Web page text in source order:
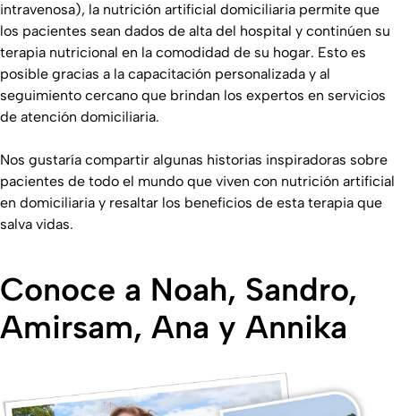
intravenosa), la nutrición artificial domiciliaria permite que
los pacientes sean dados de alta del hospital y continúen su
terapia nutricional en la comodidad de su hogar. Esto es
posible gracias a la capacitación personalizada y al
seguimiento cercano que brindan los expertos en servicios
de atención domiciliaria.
Nos gustaría compartir algunas historias inspiradoras sobre
pacientes de todo el mundo que viven con nutrición artificial
en domiciliaria y resaltar los beneficios de esta terapia que
salva vidas.
Conoce a Noah, Sandro,
Amirsam, Ana y Annika